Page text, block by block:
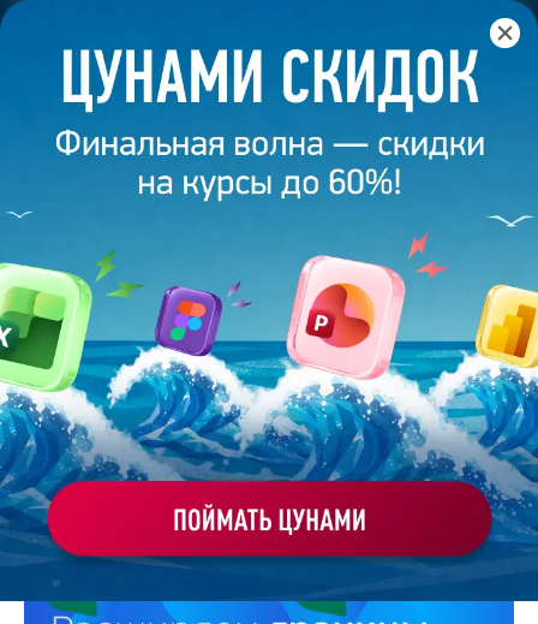
Главная /Банк слайдов / Презентация 123 – Разработана
студией Bonnie&Slide для Мир
ПРЕЗЕНТАЦИЯ 123 -
РАЗРАБОТАНА СТУДИЕЙ
BONNIE&SLIDE ДЛЯ МИР
Моё избранное
Работа
эксперта
ХОЧУ ЗАКАЗАТЬ ТАКУЮ ПРЕЗЕНТАЦИЮ